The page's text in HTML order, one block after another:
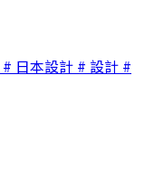
# 日本設計 # 設計 #